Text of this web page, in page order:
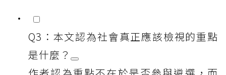
Q3：本文認為社會真正應該檢視的重點
是什麼？